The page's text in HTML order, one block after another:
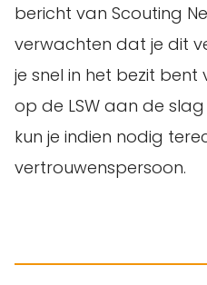
bericht van Scouting
verwachten dat je dit
je snel in het bezit bent
op de LSW aan de slag
kun je indien nodig
vertrouwenspersoon.